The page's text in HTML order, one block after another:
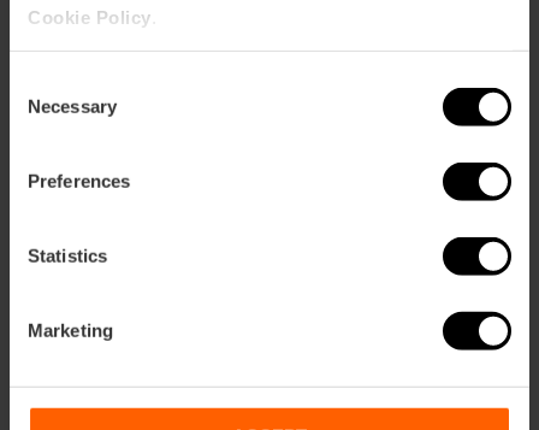
Cookie Policy
Selection
Necessary
Preferences
Statistics
Marketing